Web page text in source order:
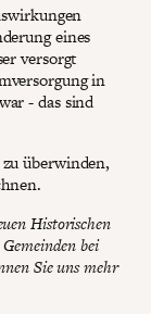
eines
versorgt
in
- das sind
überwinden,
Historischen
bei
Sie uns mehr